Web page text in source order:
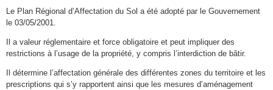
Le Plan Régional d’Affectation du Sol a été adopté par le Gouvernement
le 03/05/2001.
Il a valeur réglementaire et force obligatoire et peut impliquer des
restrictions à l’usage de la propriété, y compris l’interdiction de bâtir.
Il détermine l’affectation générale des différentes zones du territoire et les
prescriptions qui s’y rapportent ainsi que les mesures d’aménagement